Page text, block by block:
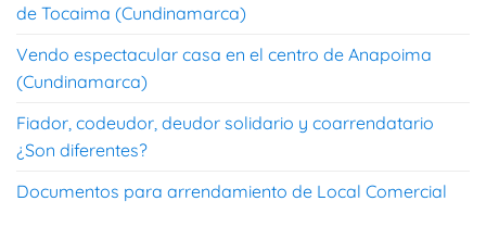
de Tocaima (Cundinamarca)
Vendo espectacular casa en el centro de Anapoima
(Cundinamarca)
Fiador, codeudor, deudor solidario y coarrendatario
¿Son diferentes?
Documentos para arrendamiento de Local Comercial